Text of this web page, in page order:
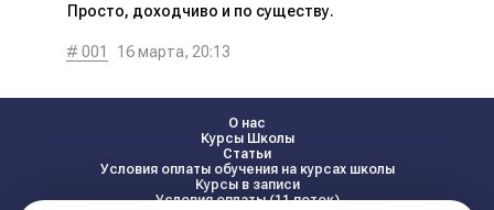
Просто, доходчиво и по существу.
# 001 16 марта, 20:13
О нас
Курсы Школы
Статьи
Условия оплаты обучения на курсах школы
Курсы в записи
Условия оплаты (11 поток)